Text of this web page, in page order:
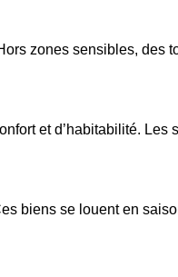
zones sensibles, des
et d’habitabilité. Les
biens se louent en